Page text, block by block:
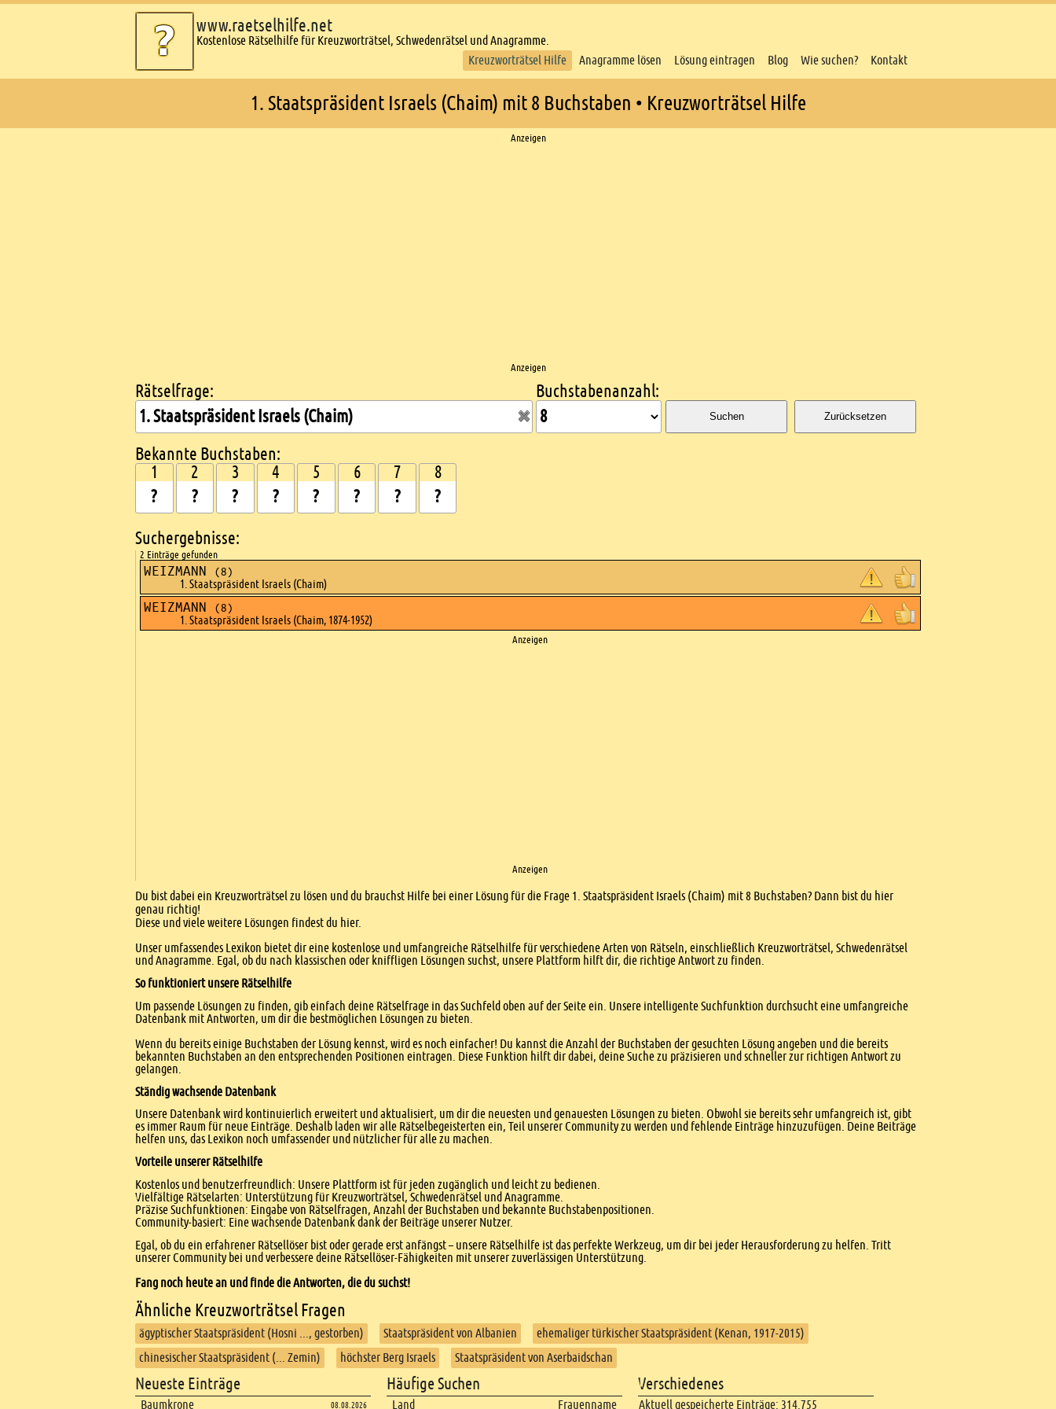
www.raetselhilfe.net
Kostenlose Rätselhilfe für Kreuzworträtsel, Schwedenrätsel und Anagramme.
Kreuzworträtsel Hilfe
Anagramme lösen Lösung eintragen Blog Wie suchen? Kontakt
1. Staatspräsident Israels (Chaim) mit 8 Buchstaben • Kreuzworträtsel Hilfe
Anzeigen
Anzeigen
Kreuzworträtsel suchen
Rätselfrage: Buchstabenanzahl:
Suchen Zurücksetzen
Bekannte Buchstaben:
1 2 3 4 5 6 7 8
Suchergebnisse:
2 Einträge gefunden
WEIZMANN (8)
1. Staatspräsident Israels (Chaim)
WEIZMANN
(8)
1. Staatspräsident Israels (Chaim, 1874-1952)
Anzeigen
Anzeigen
Einleitung
Du bist dabei ein Kreuzworträtsel zu lösen und du brauchst Hilfe bei einer Lösung für die Frage 1. Staatspräsident Israels (Chaim) mit 8 Buchstaben? Dann bist du hier
genau richtig!
Diese und viele weitere Lösungen findest du hier.
Unser umfassendes Lexikon bietet dir eine kostenlose und umfangreiche Rätselhilfe für verschiedene Arten von Rätseln, einschließlich Kreuzworträtsel, Schwedenrätsel
und Anagramme. Egal, ob du nach klassischen oder kniffligen Lösungen suchst, unsere Plattform hilft dir, die richtige Antwort zu finden.
So funktioniert unsere Rätselhilfe
Um passende Lösungen zu finden, gib einfach deine Rätselfrage in das Suchfeld oben auf der Seite ein. Unsere intelligente Suchfunktion durchsucht eine umfangreiche
Datenbank mit Antworten, um dir die bestmöglichen Lösungen zu bieten.
Wenn du bereits einige Buchstaben der Lösung kennst, wird es noch einfacher! Du kannst die Anzahl der Buchstaben der gesuchten Lösung angeben und die bereits
bekannten Buchstaben an den entsprechenden Positionen eintragen. Diese Funktion hilft dir dabei, deine Suche zu präzisieren und schneller zur richtigen Antwort zu
gelangen.
Ständig wachsende Datenbank
Unsere Datenbank wird kontinuierlich erweitert und aktualisiert, um dir die neuesten und genauesten Lösungen zu bieten. Obwohl sie bereits sehr umfangreich ist, gibt
es immer Raum für neue Einträge. Deshalb laden wir alle Rätselbegeisterten ein, Teil unserer Community zu werden und fehlende Einträge hinzuzufügen. Deine Beiträge
helfen uns, das Lexikon noch umfassender und nützlicher für alle zu machen.
Vorteile unserer Rätselhilfe
Kostenlos und benutzerfreundlich: Unsere Plattform ist für jeden zugänglich und leicht zu bedienen.
Vielfältige Rätselarten: Unterstützung für Kreuzworträtsel, Schwedenrätsel und Anagramme.
Präzise Suchfunktionen: Eingabe von Rätselfragen, Anzahl der Buchstaben und bekannte Buchstabenpositionen.
Community-basiert: Eine wachsende Datenbank dank der Beiträge unserer Nutzer.
Egal, ob du ein erfahrener Rätsellöser bist oder gerade erst anfängst – unsere Rätselhilfe ist das perfekte Werkzeug, um dir bei jeder Herausforderung zu helfen. Tritt
unserer Community bei und verbessere deine Rätsellöser-Fähigkeiten mit unserer zuverlässigen Unterstützung.
Fang noch heute an und finde die Antworten, die du suchst!
Ähnliche Kreuzworträtsel Fragen
ägyptischer Staatspräsident (Hosni ..., gestorben) Staatspräsident von Albanien
ehemaliger türkischer Staatspräsident (Kenan, 1917-2015)
chinesischer Staatspräsident (... Zemin)
höchster Berg Israels
Staatspräsident von Aserbaidschan
Footer content
Neueste Einträge
Baumkrone 08.08.2026
Häufige Suchen
Land Frauenname
Verschiedenes
Aktuell gespeicherte Einträge: 314.755